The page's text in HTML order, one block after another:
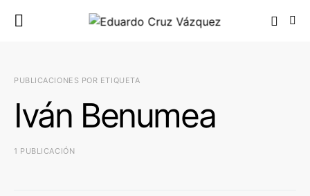
PUBLICACIONES POR ETIQUETA
Iván Benumea
1 PUBLICACIÓN